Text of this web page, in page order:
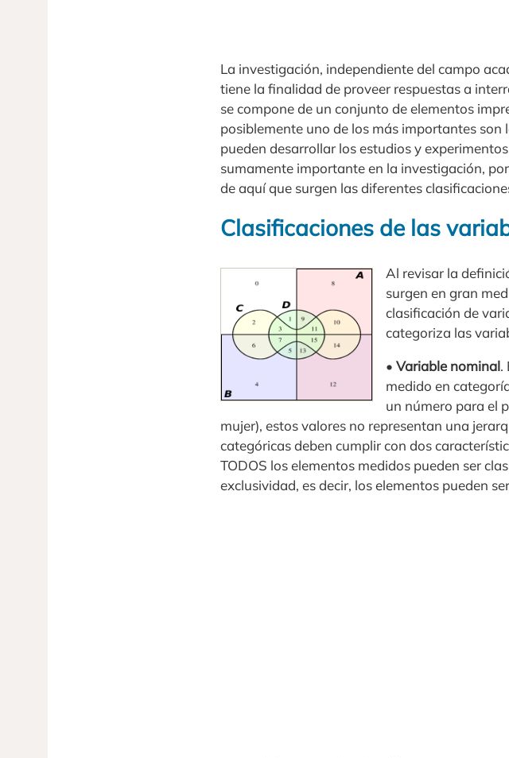
La investigación, independiente del campo
tiene la finalidad de proveer respuestas a
se compone de un conjunto de elementos
posiblemente uno de los más importantes son
pueden desarrollar los estudios y
sumamente importante en la investigación,
de aquí que surgen las diferentes
Clasificaciones de las
Al revisar la
surgen en gran
clasificación de
categoriza las
• Variable nominal.
medido en
un número para el
mujer), estos valores no representan una
categóricas deben cumplir con dos
TODOS los elementos medidos pueden ser
exclusividad, es decir, los elementos pueden